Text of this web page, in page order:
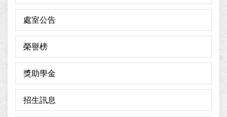
處室公告
榮譽榜
獎助學金
招生訊息